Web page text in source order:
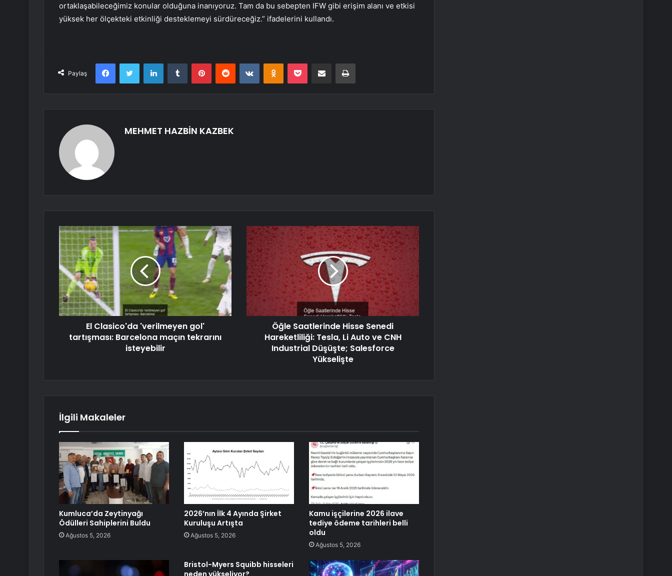
ortaklaşabileceğimiz konular olduğuna inanıyoruz. Tam da bu sebepten IFW gibi erişim alanı ve etkisi
yüksek her ölçekteki etkinliği desteklemeyi sürdüreceğiz.” ifadelerini kullandı.
Paylaş
FacebookTwitter LinkedInTumblr PinterestReddit VKontakteOdnoklassniki
Pocket E-Posta ile paylaş Yazdır
MEHMET HAZBİN KAZBEK
El Clasico'da 'verilmeyen gol'
tartışması: Barcelona maçın tekrarını
isteyebilir
Öğle Saatlerinde Hisse Senedi
Hareketliliği: Tesla, Li Auto ve CNH
Industrial Düşüşte; Salesforce
Yükselişte
İlgili Makaleler
Kumluca’da Zeytinyağı
Ödülleri Sahiplerini Buldu
Ağustos 5, 2026
2026’nın İlk 4 Ayında Şirket
Kuruluşu Artışta
Ağustos 5, 2026
Kamu işçilerine 2026 ilave
tediye ödeme tarihleri belli
oldu
Ağustos 5, 2026
Bristol-Myers Squibb hisseleri
neden yükseliyor?